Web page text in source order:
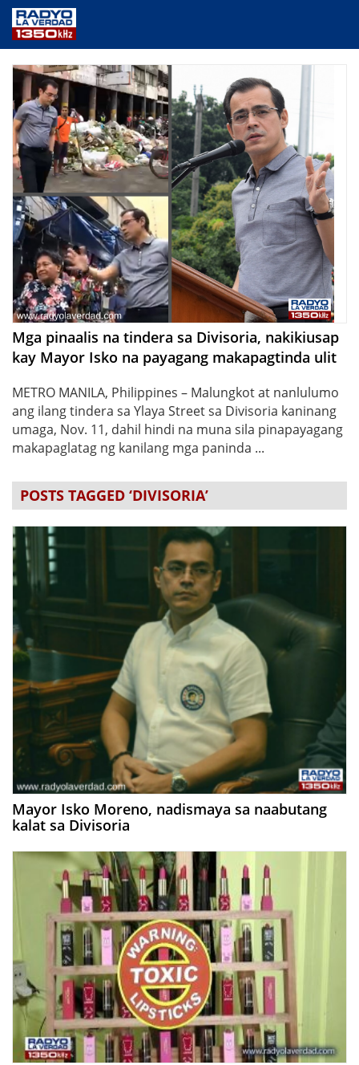
PUBLIC SERVICE
ANNOUNCEMENTS
PROGRAMS
ABOUT
CONTACT US
Mga pinaalis na tindera sa Divisoria, nakikiusap
kay Mayor Isko na payagang makapagtinda ulit
METRO MANILA, Philippines – Malungkot at nanlulumo
ang ilang tindera sa Ylaya Street sa Divisoria kaninang
umaga, Nov. 11, dahil hindi na muna sila pinapayagang
makapaglatag ng kanilang mga paninda ...
POSTS TAGGED ‘DIVISORIA’
Mayor Isko Moreno, nadismaya sa naabutang
kalat sa Divisoria